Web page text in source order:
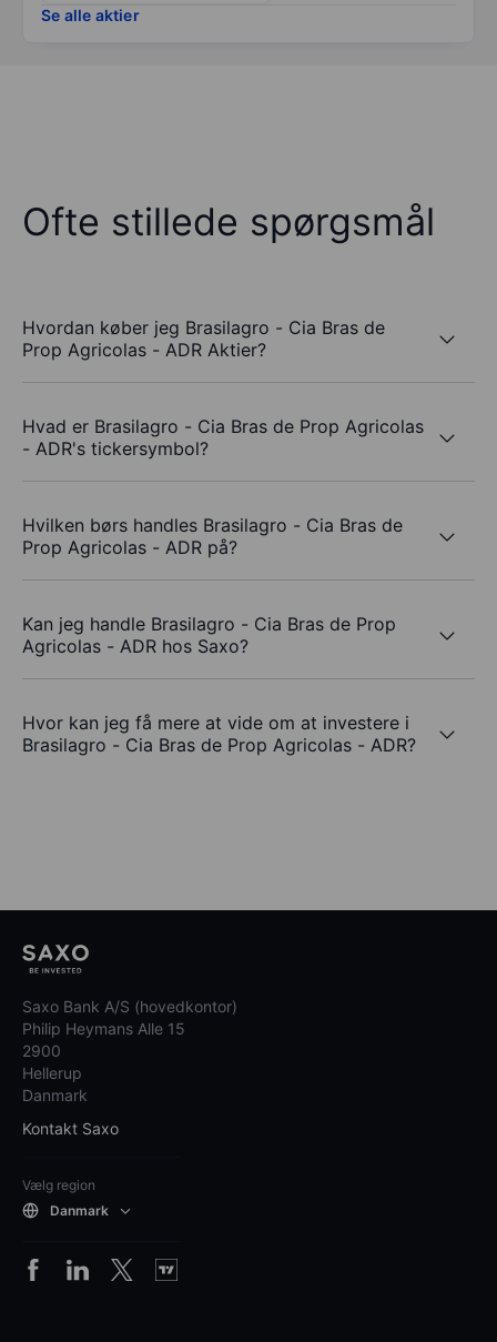
Se alle aktier
Ofte stillede spørgsmål
Hvordan køber jeg Brasilagro - Cia Bras de
Prop Agricolas - ADR Aktier?
Hvad er Brasilagro - Cia Bras de Prop Agricolas
- ADR's tickersymbol?
Hvilken børs handles Brasilagro - Cia Bras de
Prop Agricolas - ADR på?
Kan jeg handle Brasilagro - Cia Bras de Prop
Agricolas - ADR hos Saxo?
Hvor kan jeg få mere at vide om at investere i
Brasilagro - Cia Bras de Prop Agricolas - ADR?
Saxo Bank A/S (hovedkontor)
Philip Heymans Alle 15
2900
Hellerup
Danmark
Kontakt Saxo
Vælg region
Danmark